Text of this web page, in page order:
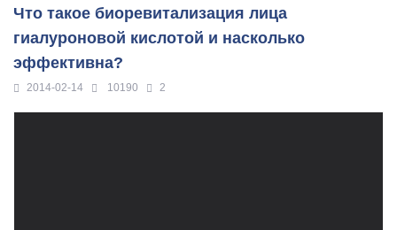
Что такое биоревитализация лица
гиалуроновой кислотой и насколько
эффективна?
2014-02-14 10190 2